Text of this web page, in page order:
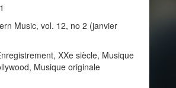
Music, vol. 12, no 2 (janvier
XXe siècle, Musique
Musique originale